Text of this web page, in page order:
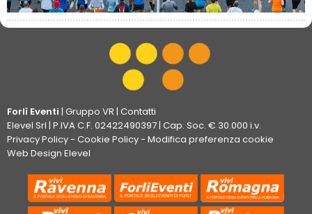
Forlì Eventi | Gruppo VR | Contatti
Elevel Srl | P.IVA C.F. 02422490397 | Cap. Soc. € 30.000 i.v.
Privacy Policy- Cookie Policy- Modifica preferenza cookie
Web Design Elevel